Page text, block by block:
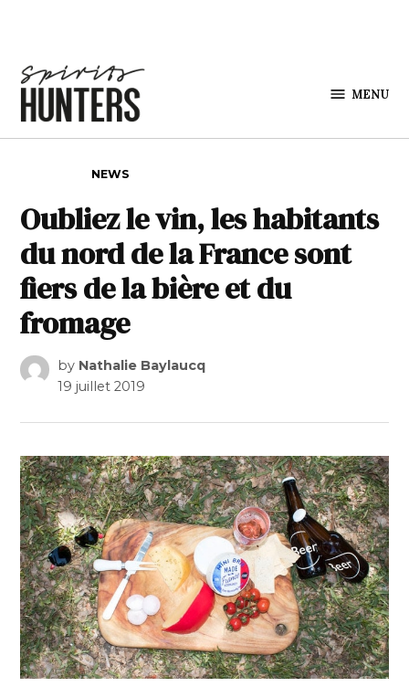
MENU
NEWS
Oubliez le vin, les habitants
du nord de la France sont
fiers de la bière et du
fromage
by Nathalie Baylaucq
19 juillet 2019